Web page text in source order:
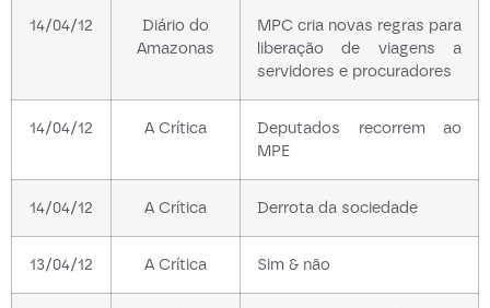
14/04/12
Diário do
Amazonas
MPC cria novas regras para
liberação de viagens a
servidores e procuradores
14/04/12 A Crítica
Deputados recorrem ao
MPE
14/04/12 A Crítica Derrota da sociedade
13/04/12 A Crítica Sim & não